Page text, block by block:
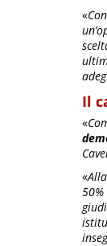
«
Il
«
«